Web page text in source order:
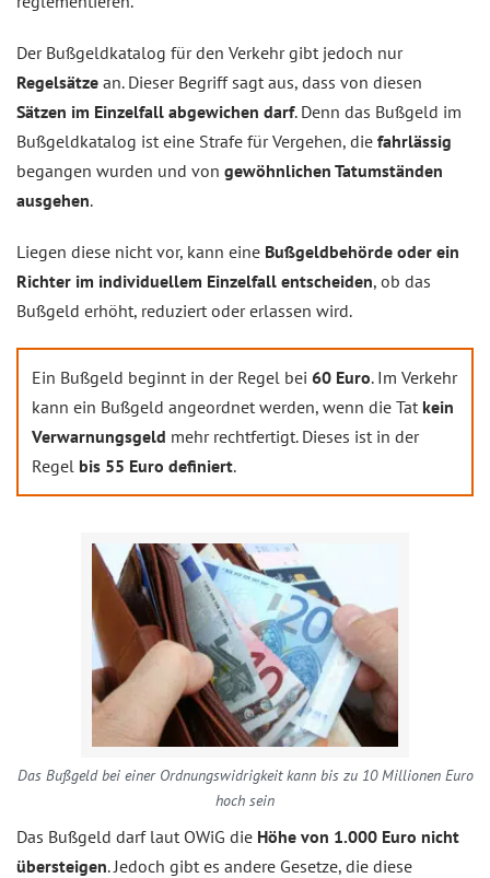
Der Bußgeldkatalog für den Verkehr gibt jedoch nur
Regelsätze an. Dieser Begriff sagt aus, dass von diesen
Sätzen im Einzelfall abgewichen darf. Denn das Bußgeld im
Bußgeldkatalog ist eine Strafe für Vergehen, die fahrlässig
begangen wurden und von gewöhnlichen Tatumständen
ausgehen.
Liegen diese nicht vor, kann eine Bußgeldbehörde oder ein
Richter im individuellem Einzelfall entscheiden, ob das
Bußgeld erhöht, reduziert oder erlassen wird.
Ein Bußgeld beginnt in der Regel bei 60 Euro. Im Verkehr
kann ein Bußgeld angeordnet werden, wenn die Tat kein
Verwarnungsgeld mehr rechtfertigt. Dieses ist in der
Regel bis 55 Euro definiert.
Das Bußgeld bei einer Ordnungswidrigkeit kann bis zu 10 Millionen Euro
hoch sein
Das Bußgeld darf laut OWiG die Höhe von 1.000 Euro nicht
übersteigen. Jedoch gibt es andere Gesetze, die diese